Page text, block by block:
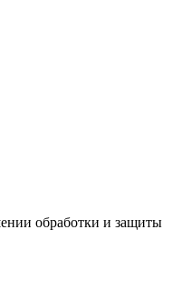
обработки и защиты